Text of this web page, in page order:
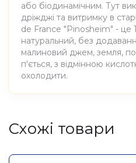
або біодинамічним. Тут
дріжджі та витримку в
de France "Pinosheim" - це
натуральний, без
малиновий джем, земля,
п'ється, з відмінною
охолодити.
Атрибути
Cхожі товари